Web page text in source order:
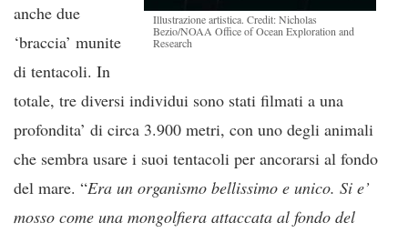
Illustrazione artistica. Credit: Nicholas
Bezio/NOAA Office of Ocean Exploration and
Research
anche due
‘braccia’ munite
di tentacoli. In
totale, tre diversi individui sono stati filmati a una
profondita’ di circa 3.900 metri, con uno degli animali
che sembra usare i suoi tentacoli per ancorarsi al fondo
del mare. “Era un organismo bellissimo e unico. Si e’
mosso come una mongolfiera attaccata al fondo del